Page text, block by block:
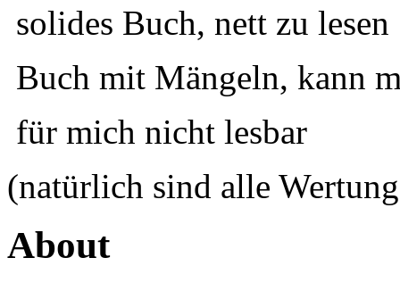
solides Buch, nett zu lesen
Buch mit Mängeln, kann
für mich nicht lesbar
(natürlich sind alle
About